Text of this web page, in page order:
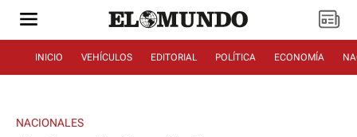
INICIO VEHÍCULOS EDITORIAL POLÍTICA ECONOMÍA
NACIONALES